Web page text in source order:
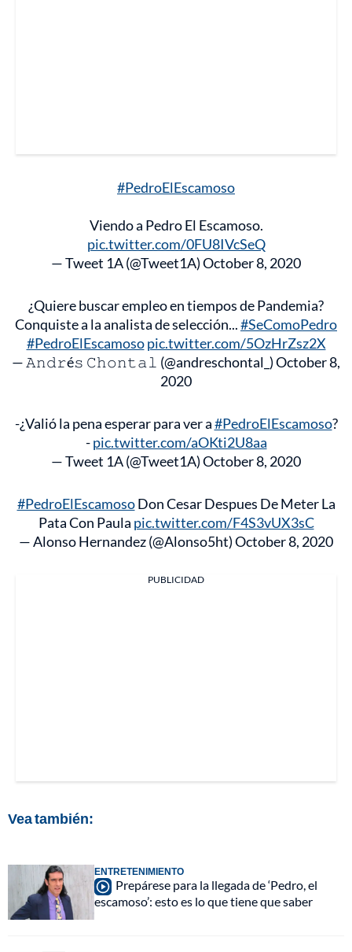
#PedroElEscamoso
Viendo a Pedro El Escamoso.
pic.twitter.com/0FU8IVcSeQ
— Tweet 1A (@Tweet1A)October 8, 2020
¿Quiere buscar empleo en tiempos de Pandemia?
Conquiste a la analista de selección...#SeComoPedro
#PedroElEscamoso pic.twitter.com/5OzHrZsz2X
— 𝙰𝚗𝚍𝚛é𝚜 𝙲𝚑𝚘𝚗𝚝𝚊𝚕 (@andreschontal_)October 8,
2020
-¿Valió la pena esperar para ver a#PedroElEscamoso?
-pic.twitter.com/aOKti2U8aa
— Tweet 1A (@Tweet1A)October 8, 2020
#PedroElEscamosoDon Cesar Despues De Meter La
Pata Con Paula pic.twitter.com/F4S3vUX3sC
— Alonso Hernandez (@Alonso5ht)October 8, 2020
PUBLICIDAD
Vea también:
ENTRETENIMIENTO
Prepárese para la llegada de ‘Pedro, el
escamoso’: esto es lo que tiene que saber